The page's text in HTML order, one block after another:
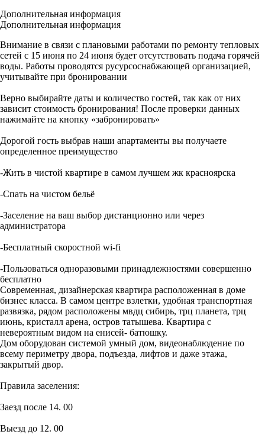
Дополнительная информация
Дополнительная информация
Внимание в связи с плановыми работами по ремонту тепловых
сетей с 15 июня по 24 июня будет отсутствовать подача горячей
воды. Работы проводятся русурсоснабжающей организацией,
учитывайте при бронировании
Верно выбирайте даты и количество гостей, так как от них
зависит стоимость бронирования! После проверки данных
нажимайте на кнопку «забронировать»
Дорогой гость выбрав наши апартаменты вы получаете
определенное преимущество
-Жить в чистой квартире в самом лучшем жк красноярска
-Спать на чистом бельё
-Заселение на ваш выбор дистанционно или через
администратора
-Бесплатный скоростной wi-fi
-Пользоваться одноразовыми принадлежностями совершенно
бесплатно
Современная, дизайнерская квартира расположенная в доме
бизнес класса. В самом центре взлетки, удобная транспортная
развязка, рядом расположены мвдц сибирь, трц планета, трц
июнь, кристалл арена, остров татышева. Квартира с
невероятным видом на енисей- батюшку.
Дом оборудован системой умный дом, видеонаблюдение по
всему периметру двора, подъезда, лифтов и даже этажа,
закрытый двор.
Правила заселения:
Заезд после 14. 00
Выезд до 12. 00